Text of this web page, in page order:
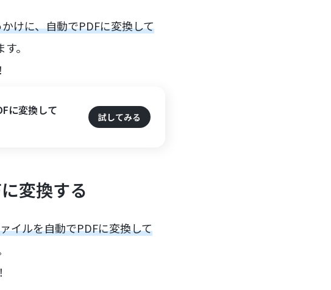
けに、自動でPDFに変換して
。
に変換して
試してみる
変換する
イルを自動でPDFに変換して